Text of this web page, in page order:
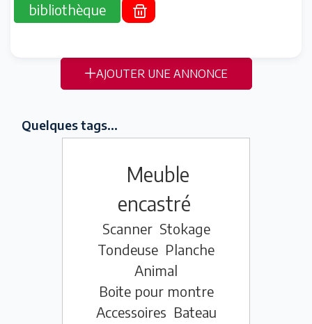
bibliothèque
AJOUTER UNE ANNONCE
Quelques tags...
Meuble
encastré
Scanner Stokage
Tondeuse Planche
Animal
Boite pour montre
Accessoires Bateau